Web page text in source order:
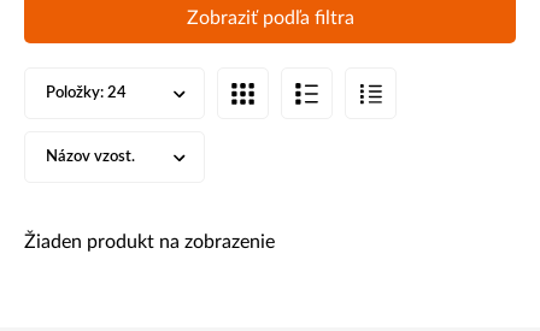
Zobraziť podľa filtra
Položky: 24
Názov vzost.
Žiaden produkt na zobrazenie